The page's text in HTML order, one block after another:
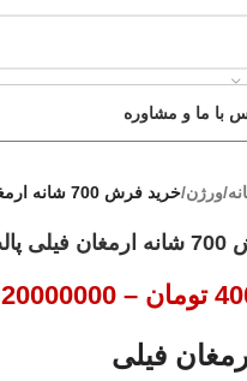
با ما و مشاوره
/ورژن/خرید فرش 700 شانه ارمغان فیلی پالت دلفینی
دلفینی
تومان –
20000000
فیلی